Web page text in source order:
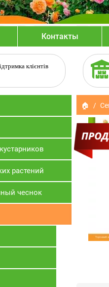
Контакты
клієнтів
растений
чеснок
🏠